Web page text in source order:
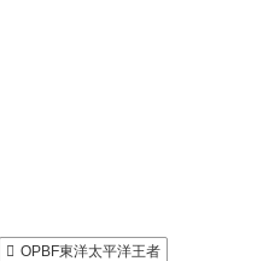
OPBF東洋太平洋王者